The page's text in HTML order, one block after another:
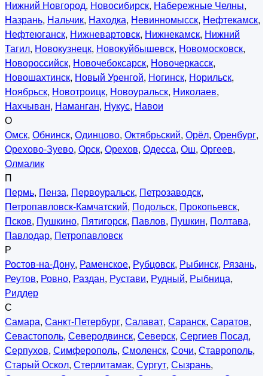
Нижний Новгород, Новосибирск, Набережные Челны,
Назрань, Нальчик, Находка, Невинномысск, Нефтекамск,
Нефтеюганск, Нижневартовск, Нижнекамск, Нижний
Тагил, Новокузнецк, Новокуйбышевск, Новомосковск,
Новороссийск, Новочебоксарск, Новочеркасск,
Новошахтинск, Новый Уренгой, Ногинск, Норильск,
Ноябрьск, Новотроицк, Новоуральск, Николаев,
Нахчыван, Наманган, Нукус, Навои
О
Омск, Обнинск, Одинцово, Октябрьский, Орёл, Оренбург,
Орехово-Зуево, Орск, Орехов, Одесса, Ош, Оргеев,
Олмалик
П
Пермь, Пенза, Первоуральск, Петрозаводск,
Петропавловск-Камчатский, Подольск, Прокопьевск,
Псков, Пушкино, Пятигорск, Павлов, Пушкин, Полтава,
Павлодар, Петропавловск
Р
Ростов-на-Дону, Раменское, Рубцовск, Рыбинск, Рязань,
Реутов, Ровно, Раздан, Рустави, Рудный, Рыбница,
Риддер
С
Самара, Санкт-Петербург, Салават, Саранск, Саратов,
Севастополь, Северодвинск, Северск, Сергиев Посад,
Серпухов, Симферополь, Смоленск, Сочи, Ставрополь,
Старый Оскол, Стерлитамак, Сургут, Сызрань,